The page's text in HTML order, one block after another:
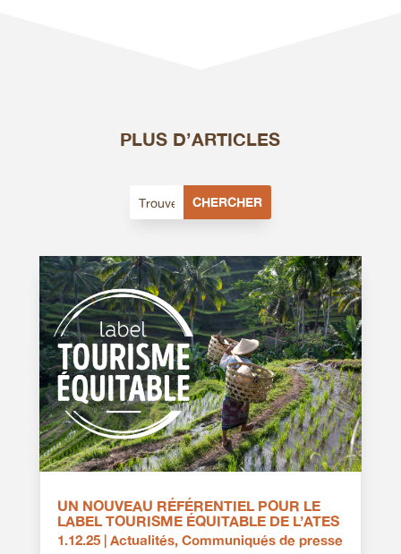
PLUS D’ARTICLES
UN NOUVEAU RÉFÉRENTIEL POUR LE
LABEL TOURISME ÉQUITABLE DE L’ATES
1.12.25| Actualités, Communiqués de presse